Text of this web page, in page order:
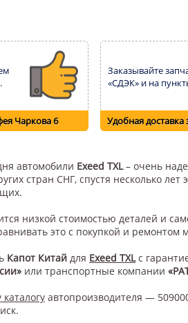
Чаркова 6
Заказывайте
«СДЭК» и на
Удобная доставка
автомобили Exeed TXL– очень
стран СНГ, спустя несколько
низкой стоимостью деталей и
это с покупкой и
Капот Китай для Exeed TXLс
или транспортные компании
автопроизводителя —